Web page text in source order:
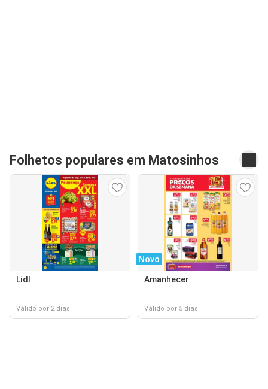
Folhetos populares em Matosinhos
Lidl
Válido por 2 dias
Novo
Amanhecer
Válido por 5 dias